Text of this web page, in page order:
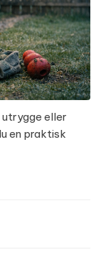
utrygge eller
en praktisk